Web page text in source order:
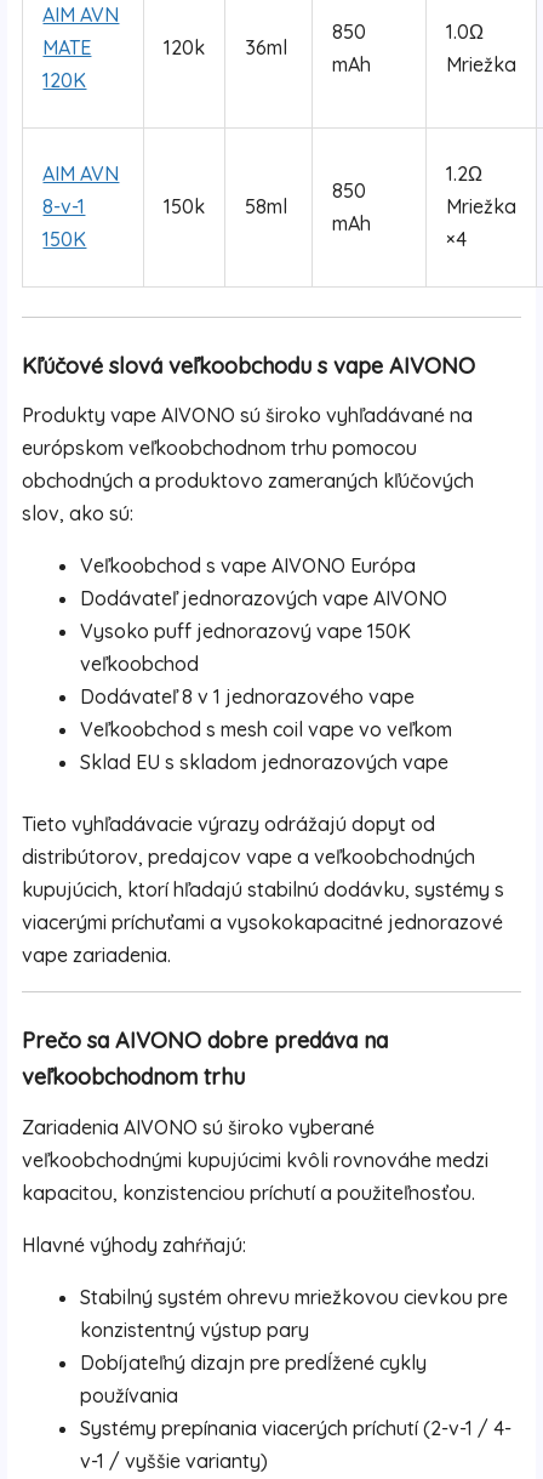
AIM AVN
MATE
120K
120k 36ml
850
mAh
1.0Ω
Mriežka
AIM AVN
8-v-1
150K
150k 58ml
850
mAh
1.2Ω
Mriežka
×4
Kľúčové slová veľkoobchodu s vape AIVONO
Produkty vape AIVONO sú široko vyhľadávané na
európskom veľkoobchodnom trhu pomocou
obchodných a produktovo zameraných kľúčových
slov, ako sú:
Veľkoobchod s vape AIVONO Európa
Dodávateľ jednorazových vape AIVONO
Vysoko puff jednorazový vape 150K
veľkoobchod
Dodávateľ 8 v 1 jednorazového vape
Veľkoobchod s mesh coil vape vo veľkom
Sklad EU s skladom jednorazových vape
Tieto vyhľadávacie výrazy odrážajú dopyt od
distribútorov, predajcov vape a veľkoobchodných
kupujúcich, ktorí hľadajú stabilnú dodávku, systémy s
viacerými príchuťami a vysokokapacitné jednorazové
vape zariadenia.
Prečo sa AIVONO dobre predáva na
veľkoobchodnom trhu
Zariadenia AIVONO sú široko vyberané
veľkoobchodnými kupujúcimi kvôli rovnováhe medzi
kapacitou, konzistenciou príchutí a použiteľnosťou.
Hlavné výhody zahŕňajú:
Stabilný systém ohrevu mriežkovou cievkou pre
konzistentný výstup pary
Dobíjateľný dizajn pre predĺžené cykly
používania
Systémy prepínania viacerých príchutí (2-v-1 / 4-
v-1 / vyššie varianty)